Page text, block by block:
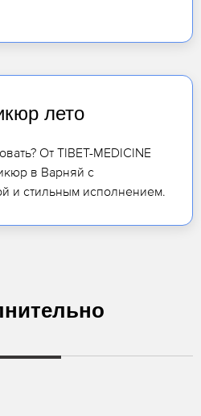
лето
От TIBET-MEDICINE
в Варняй с
и стильным исполнением.